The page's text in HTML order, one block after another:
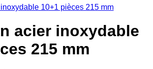
acier inoxydable
215 mm